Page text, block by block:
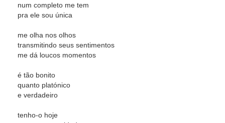
num completo me tem
pra ele sou única
me olha nos olhos
transmitindo seus sentimentos
me dá loucos momentos
é tão bonito
quanto platónico
e verdadeiro
tenho-o hoje